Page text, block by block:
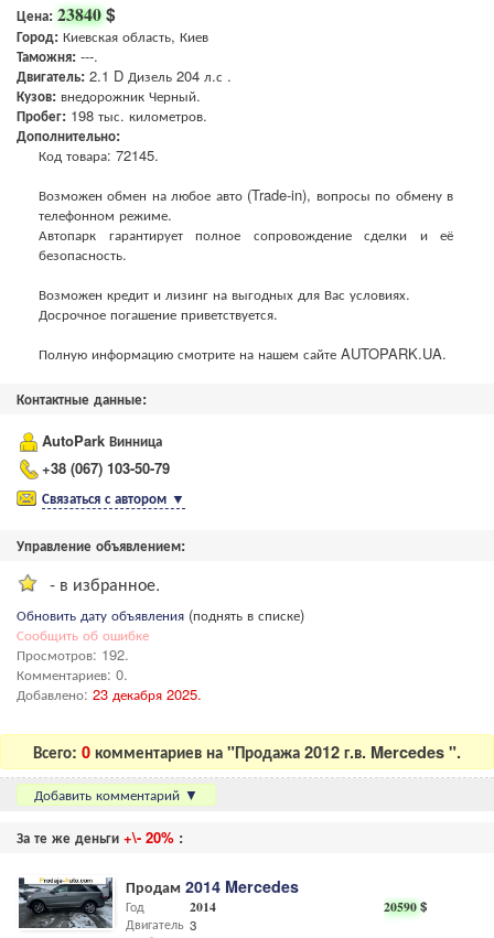
Цена: 23840$
Город: Киевская область, Киев
Таможня: ---.
Двигатель: 2.1 D Дизель 204 л.с .
Кузов: внедорожник Черный.
Пробег: 198 тыс. километров.
Дополнительно:
Код товара: 72145.
Возможен обмен на любое авто (Trade-in), вопросы по обмену в
телефонном режиме.
Автопарк гарантирует полное сопровождение сделки и её
безопасность.
Возможен кредит и лизинг на выгодных для Вас условиях.
Досрочное погашение приветствуется.
Полную информацию смотрите на нашем сайте AUTOPARK.UA.
Контактные данные:
AutoPark Винница
+38 (067) 103-50-79
Связаться с автором ▼
Управление объявлением:
- в избранное.
Обновить дату объявления (поднять в списке)
Сообщить об ошибке
Просмотров: 192.
Комментариев: 0.
Добавлено: 23 декабря 2025.
Всего: 0 комментариев на "Продажа 2012 г.в. Mercedes ".
Добавить комментарий ▼
За те же деньги +\- 20% :
Продам 2014 Mercedes
20590$
Год
Двигатель
2014
3